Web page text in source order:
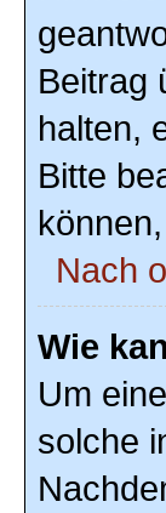
Beitrag
halten,
Bitte
Nach
Wie
Um
solche